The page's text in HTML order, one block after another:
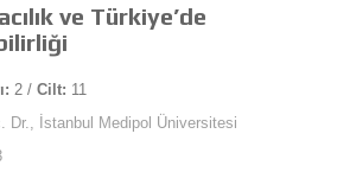
ve Türkiye’de
2 / Cilt: 11
Dr., İstanbul Medipol Üniversitesi